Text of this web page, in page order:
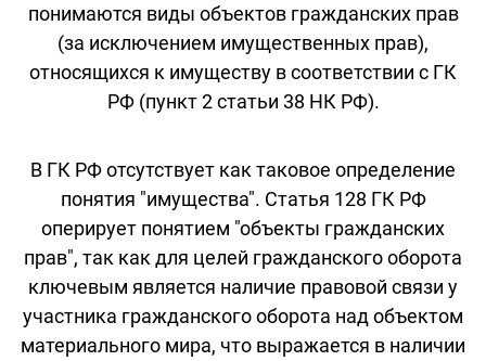
понимаются виды объектов гражданских прав
(за исключением имущественных прав),
относящихся к имуществу в соответствии с ГК
РФ (пункт 2 статьи 38 НК РФ).
В ГК РФ отсутствует как таковое определение
понятия "имущества". Статья 128 ГК РФ
оперирует понятием "объекты гражданских
прав", так как для целей гражданского оборота
ключевым является наличие правовой связи у
участника гражданского оборота над объектом
материального мира, что выражается в наличии